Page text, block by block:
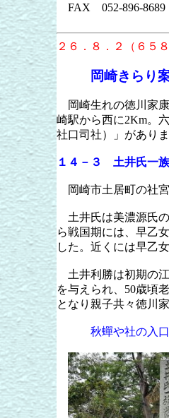
FAX
052-896-8689
２６．８．２（６５８
岡崎きらり
岡崎生れの徳川家康
崎駅から西に2Km。
社口司社）」があり
１４－３ 土井氏一
岡崎市土居町の社
土井氏は美濃源氏
ら戦国期には、早乙
した。近くには早乙
土井利勝は初期の
を与えられ、 50歳頃老
となり親子共々徳川
秋蟬や社の入口